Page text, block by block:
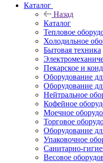
Каталог
Назад
Каталог
Тепловое
Холодильное
Бытовая техника
Пекарское и
Оборудование
Оборудование
Нейтральное
Кофейное
Моечное
Торговое
Оборудование
Упаковочное
Санитарно-
Весовое